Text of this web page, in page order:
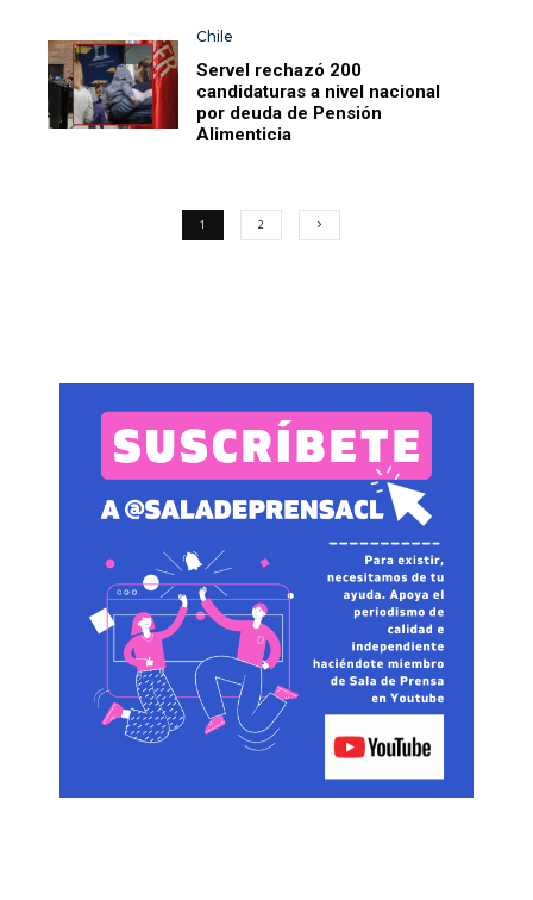
Chile
Servel rechazó 200
candidaturas a nivel nacional
por deuda de Pensión
Alimenticia
1 2